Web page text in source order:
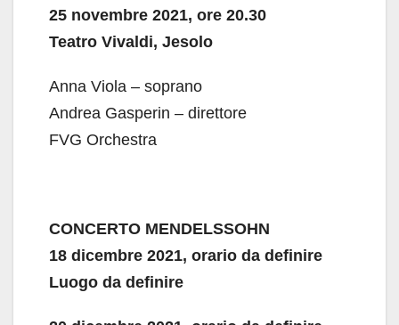
25 novembre 2021, ore 20.30
Teatro Vivaldi, Jesolo
Anna Viola – soprano
Andrea Gasperin – direttore
FVG Orchestra
CONCERTO MENDELSSOHN
18 dicembre 2021, orario da definire
Luogo da definire